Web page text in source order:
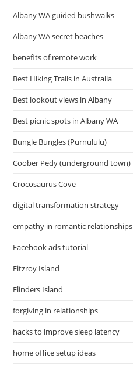
Albany WA guided bushwalks
Albany WA secret beaches
benefits of remote work
Best Hiking Trails in Australia
Best lookout views in Albany
Best picnic spots in Albany WA
Bungle Bungles (Purnululu)
Coober Pedy (underground town)
Crocosaurus Cove
digital transformation strategy
empathy in romantic relationships
Facebook ads tutorial
Fitzroy Island
Flinders Island
forgiving in relationships
hacks to improve sleep latency
home office setup ideas